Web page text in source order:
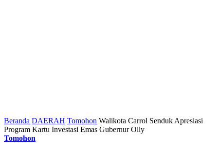
Beranda DAERAH Tomohon Walikota Carrol Senduk Apresiasi
Program Kartu Investasi Emas Gubernur Olly
Tomohon